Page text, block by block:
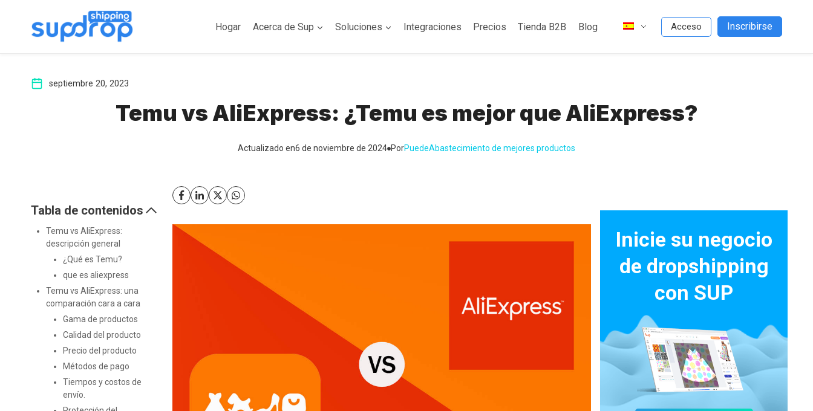
contenido
Hogar Acerca de Sup Soluciones Integraciones Precios Tienda B2B Blog Acceso Inscribirse
septiembre 20, 2023
Temu vs AliExpress: ¿Temu es mejor que AliExpress?
Actualizado en6 de noviembre de 2024 PorPuedeAbastecimiento de mejores productos
Tabla de contenidos
Temu vs AliExpress:
descripción general
¿Qué es Temu?
que es aliexpress
Temu vs AliExpress: una
comparación cara a cara
Gama de productos
Calidad del producto
Precio del producto
Métodos de pago
Tiempos y costos de
envío.
Inicie su negocio
de dropshipping
con SUP